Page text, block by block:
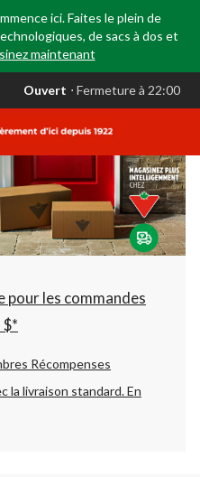
ici. Faites le plein de
de sacs à dos et
maintenant
votre
est
AB,
Ouvert,
Fermeture
à
22:00
changer
Ouvert ⋅ Fermeture à 22:00
les commandes
$*
Récompenses
la livraison standard.En